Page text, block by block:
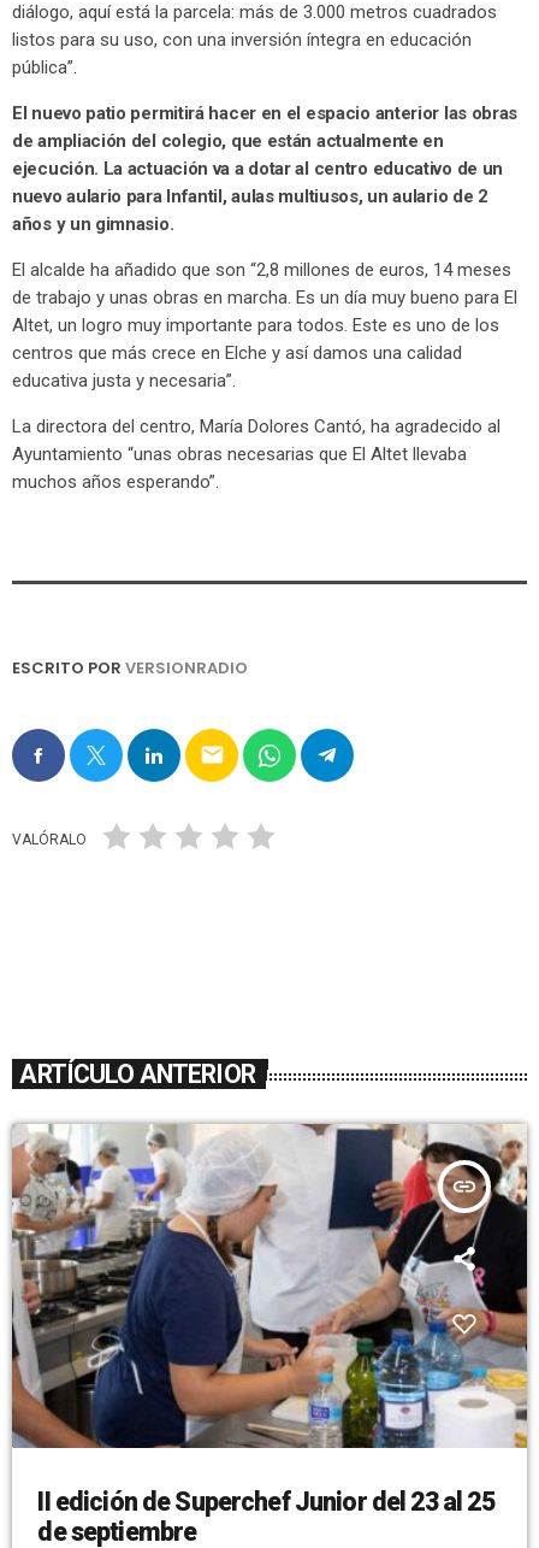
diálogo, aquí está la parcela: más de 3.000 metros cuadrados
listos para su uso, con una inversión íntegra en educación
pública”.
El nuevo patio permitirá hacer en el espacio anterior las obras
de ampliación del colegio, que están actualmente en
ejecución. La actuación va a dotar al centro educativo de un
nuevo aulario para Infantil, aulas multiusos, un aulario de 2
años y un gimnasio.
El alcalde ha añadido que son “2,8 millones de euros, 14 meses
de trabajo y unas obras en marcha. Es un día muy bueno para El
Altet, un logro muy importante para todos. Este es uno de los
centros que más crece en Elche y así damos una calidad
educativa justa y necesaria”.
La directora del centro, María Dolores Cantó, ha agradecido al
Ayuntamiento “unas obras necesarias que El Altet llevaba
muchos años esperando”.
ESCRITO POR VERSIONRADIO
email
VALÓRALO
ARTÍCULO ANTERIOR
insert_link
II edición de Superchef Junior del 23 al 25
de septiembre